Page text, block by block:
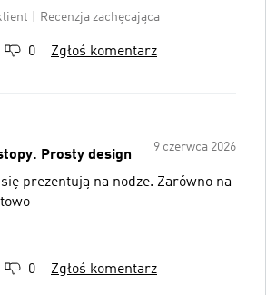
Recenzja zachęcająca
0 Zgłoś komentarz
9 czerwca 2026
Prosty design
na nodze. Zarówno na
0 Zgłoś komentarz